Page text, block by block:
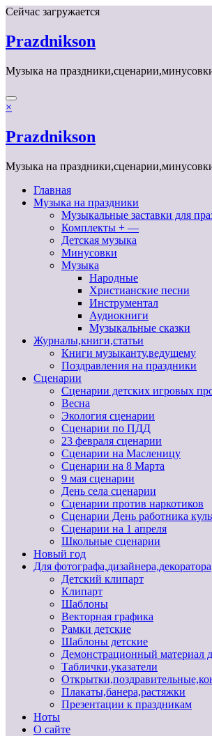
Перейти
содержимому
Сейчас загружается
Prazdnikson
Музыка на
×
Prazdnikson
Музыка на
Главная
Музыка на праздники
Музыкальные заставки для
Комплекты + —
Детская музыка
Минусовки
Музыка
Народные
Христианские песни
Инструментал
Аудиокниги
Музыкальные сказки
Журналы,книги,статьи
Книги музыканту,ведущему
Поздравления на праздники
Сценарии
Сценарии детских игровых
Весна
Экология сценарии
Сценарии по ПДД
23 февраля сценарии
Сценарии на Масленицу
Сценарии на 8 Марта
9 мая сценарии
День села сценарии
Сценарии против наркотиков
Сценарии День работника
Сценарии на 1 апреля
Школьные сценарии
Новый год
Для фотографа,дизайнера,декоратора
Детский клипарт
Клипарт
Шаблоны
Векторная графика
Рамки детские
Шаблоны детские
Демонстрационный материал
Таблички,указатели
Плакаты,банера,растяжки
Презентации к праздникам
Ноты
О сайте